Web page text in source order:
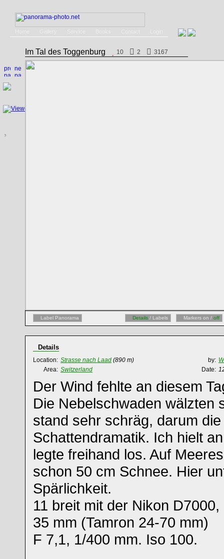
Im Tal des Toggenburg 10 2 3167
Label Panorama Details / Labels Markers on / off
Details
Location: Strasse nach Laad (890 m) by:
Area: Switzerland Date:
Der Wind fehlte an diesem
Die Nebelschwaden wälzten
stand sehr schräg, darum
Schattendramatik. Ich hielt
legte freihand los. Auf
schon 50 cm Schnee. Hier
Spärlichkeit.
11 breit mit der Nikon D7000,
35 mm (Tamron 24-70 mm)
F 7,1, 1/400 mm. Iso 100.